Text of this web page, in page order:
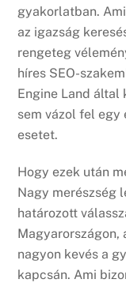
gyakorlatban.
az igazság
rengeteg
híres SEO-
Engine Land által
sem vázol fel egy
esetet.
Hogy ezek után
Nagy merészség
határozott
Magyarországon,
nagyon kevés a
kapcsán. Ami